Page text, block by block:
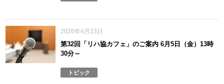
2026年4月23日
第32回「リハ協カフェ」のご案内 6月5日（金）13時
30分～
トピック